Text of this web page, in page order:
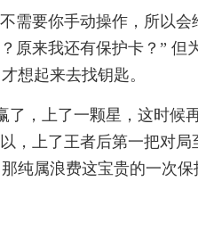
需要你手动操作，所以会
原来我还有保护卡？” 但
想起来去找钥匙。
了，上了一颗星，这时候
，上了王者后第一把对局
纯属浪费这宝贵的一次保